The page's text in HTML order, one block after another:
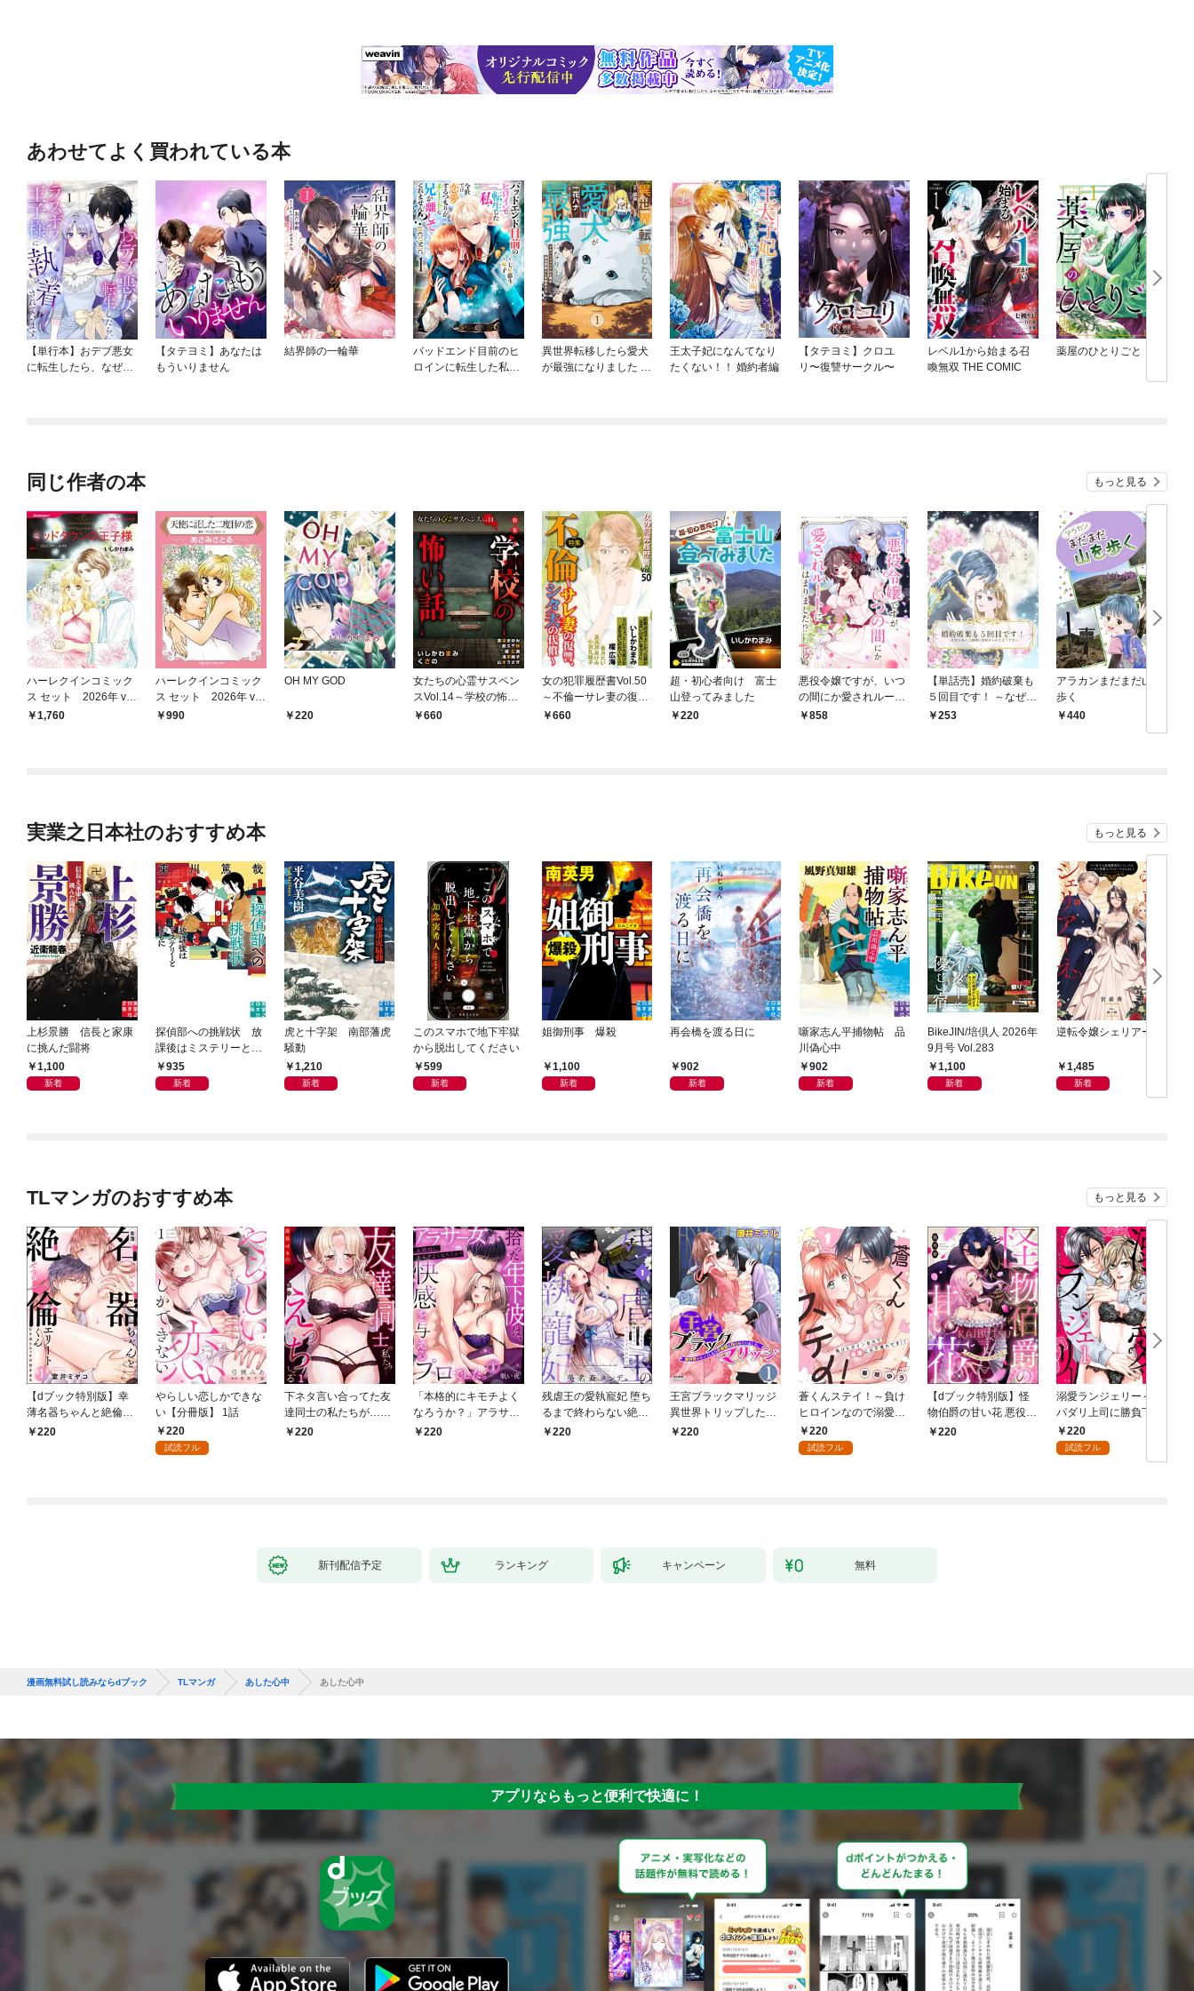
あわせてよく買われている本
【単行本】おデブ悪女
に転生したら、なぜか
【タテヨミ】あなたは
もういりません
結界師の一輪華
バッドエンド目前のヒ
ロインに転生した私、
異世界転移したら愛犬
が最強になりました ～
王太子妃になんてなり
たくない！！ 婚約者編
【タテヨミ】クロユ
リ〜復讐サークル〜
レベル1から始まる召
喚無双 THE COMIC
薬屋のひとりごと
同じ作者の本 もっと見る
ハーレクインコミック
ス セット 2026年 vo
l.921
1,760
ハーレクインコミック
ス セット 2026年 vo
l.791
990
OH MY GOD
220
女たちの心霊サスペン
スVol.14～学校の怖い
話～ 1巻
660
女の犯罪履歴書Vol.50
～不倫ーサレ妻の復
讐、シタ夫の代償ー～
660
超・初心者向け 富士
山登ってみました
220
悪役令嬢ですが、いつ
の間にか愛されルート
にはまりました！？ ネ
858
【単話売】婚約破棄も
５回目です！ ～なぜか
氷の公爵様に見初めら
253
アラカンまだまだ山を
歩く
440
実業之日本社のおすすめ本 もっと見る
上杉景勝 信長と家康
に挑んだ闘将
1,100
新着
探偵部への挑戦状 放
課後はミステリーとと
もに 新装版
935
新着
虎と十字架 南部藩虎
騒動
1,210
新着
このスマホで地下牢獄
から脱出してください
599
新着
姐御刑事 爆殺
1,100
新着
再会橋を渡る日に
902
新着
噺家志ん平捕物帖 品
川偽心中
902
新着
BikeJIN/培倶人 2026年
9月号 Vol.283
1,100
新着
逆転令嬢シェリアーネ
1,485
新着
TLマンガのおすすめ本 もっと見る
【dブック特別版】幸
薄名器ちゃんと絶倫エ
リートくん むさぼりエ
220
やらしい恋しかできな
い【分冊版】 1話
220
試読フル
下ネタ言い合ってた友
達同士の私たちが…一
晩中えっちしてる【TL
220
「本格的にキモチよく
なろうか？」アラサー
女が拾った年下彼は、
220
残虐王の愛執寵妃 堕ち
るまで終わらない絶頂
夜伽で囚われて（分冊
220
王宮ブラックマリッジ
異世界トリップしたら
宰相様に抱かれていま
220
蒼くんステイ！～負け
ヒロインなので溺愛に
は不慣れです！？～
【分冊版】 1話
220
試読フル
【dブック特別版】怪
物伯爵の甘い花 悪役令
嬢はベッドで乱れ散る
220
溺愛ランジェリー～ス
パダリ上司に勝負下着
を見られたら淫靡な恋
が始まった～【分冊
220
試読フル
新刊配信予定 ランキング キャンペーン 無料
漫画無料試し読みならdブック TLマンガ あした心中 あした心中
アプリならもっと便利で快適に！